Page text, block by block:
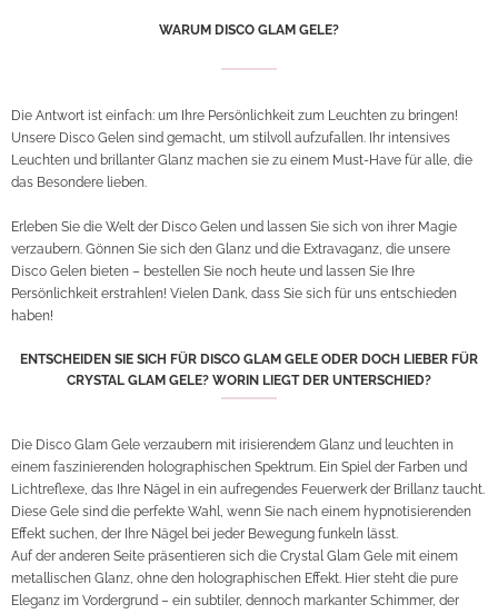
WARUM DISCO GLAM GELE?
Die Antwort ist einfach: um Ihre Persönlichkeit zum Leuchten zu bringen!
Unsere Disco Gelen sind gemacht, um stilvoll aufzufallen. Ihr intensives
Leuchten und brillanter Glanz machen sie zu einem Must-Have für alle, die
das Besondere lieben.
Erleben Sie die Welt der Disco Gelen und lassen Sie sich von ihrer Magie
verzaubern. Gönnen Sie sich den Glanz und die Extravaganz, die unsere
Disco Gelen bieten – bestellen Sie noch heute und lassen Sie Ihre
Persönlichkeit erstrahlen! Vielen Dank, dass Sie sich für uns entschieden
haben!
ENTSCHEIDEN SIE SICH FÜR DISCO GLAM GELE ODER DOCH LIEBER FÜR
CRYSTAL GLAM GELE? WORIN LIEGT DER UNTERSCHIED?
Die Disco Glam Gele verzaubern mit irisierendem Glanz und leuchten in
einem faszinierenden holographischen Spektrum. Ein Spiel der Farben und
Lichtreflexe, das Ihre Nägel in ein aufregendes Feuerwerk der Brillanz taucht.
Diese Gele sind die perfekte Wahl, wenn Sie nach einem hypnotisierenden
Effekt suchen, der Ihre Nägel bei jeder Bewegung funkeln lässt.
Auf der anderen Seite präsentieren sich die Crystal Glam Gele mit einem
metallischen Glanz, ohne den holographischen Effekt. Hier steht die pure
Eleganz im Vordergrund – ein subtiler, dennoch markanter Schimmer, der